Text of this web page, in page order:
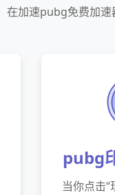
在加速pubg免费加速
pubg
当你点击